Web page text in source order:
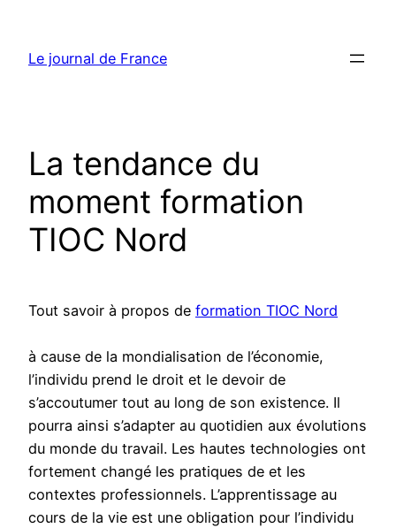
contenu
Le journal de France
La tendance du
moment formation
TIOC Nord
Tout savoir à propos de formation TIOC Nord
à cause de la mondialisation de l’économie,
l’individu prend le droit et le devoir de
s’accoutumer tout au long de son existence. Il
pourra ainsi s’adapter au quotidien aux évolutions
du monde du travail. Les hautes technologies ont
fortement changé les pratiques de et les
contextes professionnels. L’apprentissage au
cours de la vie est une obligation pour l’individu